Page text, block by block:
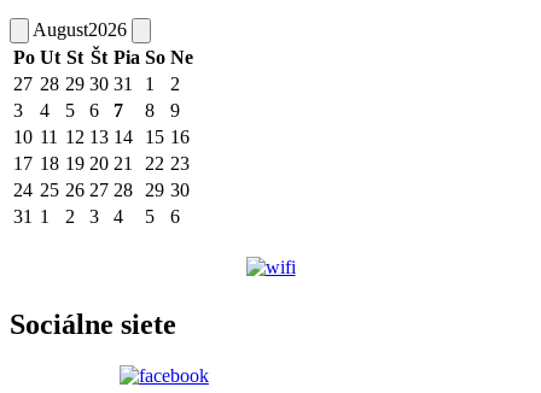
August2026
Po Ut St Št Pia So Ne
27 28 29 30 31 1
2
3
4 5 6 7 8
9
10 11 12 13 14 15 16
17 18 19 20 21 22 23
24 25 26 27 28 29 30
31 1 2 3 4 5 6
Sociálne siete